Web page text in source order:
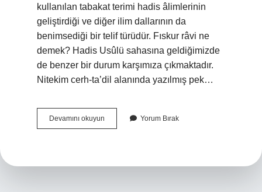
kullanılan tabakat terimi hadis âlimlerinin
geliştirdiği ve diğer ilim dallarının da
benimsediği bir telif türüdür. Fıskur râvi ne
demek? Hadis Usûlü sahasına geldiğimizde
de benzer bir durum karşımıza çıkmaktadır.
Nitekim cerh-ta’dil alanında yazılmış pek…
Devamını okuyun Ravilerin
Tabakaları
Yorum Bırak